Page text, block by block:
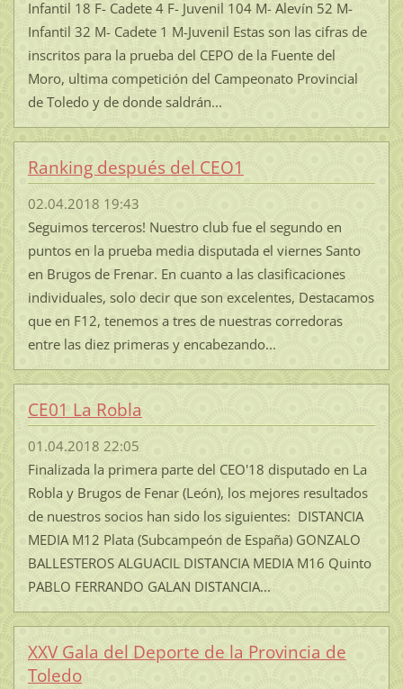
Infantil 18 F- Cadete 4 F- Juvenil 104 M- Alevín 52 M-
Infantil 32 M- Cadete 1 M-Juvenil Estas son las cifras de
inscritos para la prueba del CEPO de la Fuente del
Moro, ultima competición del Campeonato Provincial
de Toledo y de donde saldrán...
Ranking después del CEO1
02.04.2018 19:43
Seguimos terceros! Nuestro club fue el segundo en
puntos en la prueba media disputada el viernes Santo
en Brugos de Frenar. En cuanto a las clasificaciones
individuales, solo decir que son excelentes, Destacamos
que en F12, tenemos a tres de nuestras corredoras
entre las diez primeras y encabezando...
CE01 La Robla
01.04.2018 22:05
Finalizada la primera parte del CEO'18 disputado en La
Robla y Brugos de Fenar (León), los mejores resultados
de nuestros socios han sido los siguientes: DISTANCIA
MEDIA M12 Plata (Subcampeón de España) GONZALO
BALLESTEROS ALGUACIL DISTANCIA MEDIA M16 Quinto
PABLO FERRANDO GALAN DISTANCIA...
XXV Gala del Deporte de la Provincia de
Toledo